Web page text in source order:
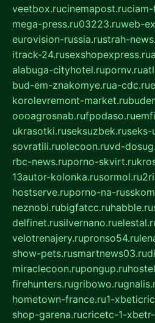
veetbox.rucinemapost.ruciam-
mega-press.ru03223.ruweb-
eurovision-russia.rustrah-
itrack-24.rusexshopexpress.ru
alabuga-cityhotel.rupornv.ru
bud-em-znakomye.rua-cdc.ru
korolevremont-market.ru
oooagrosnab.rufpodaso.ru
ukrasotki.ruseksuzbek.ruseks-
sovratili.ruolecoon.ruvd-
rbc-news.ruporno-skvirt.ru
13autor-kolonka.rusormol.ru
hostserve.ruporno-na-
neznobi.rubigfatcc.ruhabble.ru
delfinet.rusilvernano.ru
velotrenajery.rupronso54.ru
show-pets.rusmartnews03.ru
miraclecoon.rupongup.ru
firehunters.rugribowo.ru
hometown-france.ru1-
shop-garena.rucricetc-1-